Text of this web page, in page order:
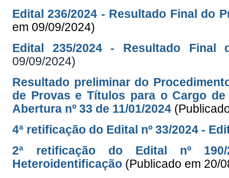
Edital 236/2024 - Resultado Final do
em 09/09/2024)
Edital 235/2024 - Resultado Final
09/09/2024)
Resultado preliminar do
de Provas e Títulos para o Cargo
Abertura nº 33 de 11/01/2024
4ª retificação do Edital nº 33/2024 -
2ª retificação do Edital nº
Heteroidentificação (Publicado em 20/